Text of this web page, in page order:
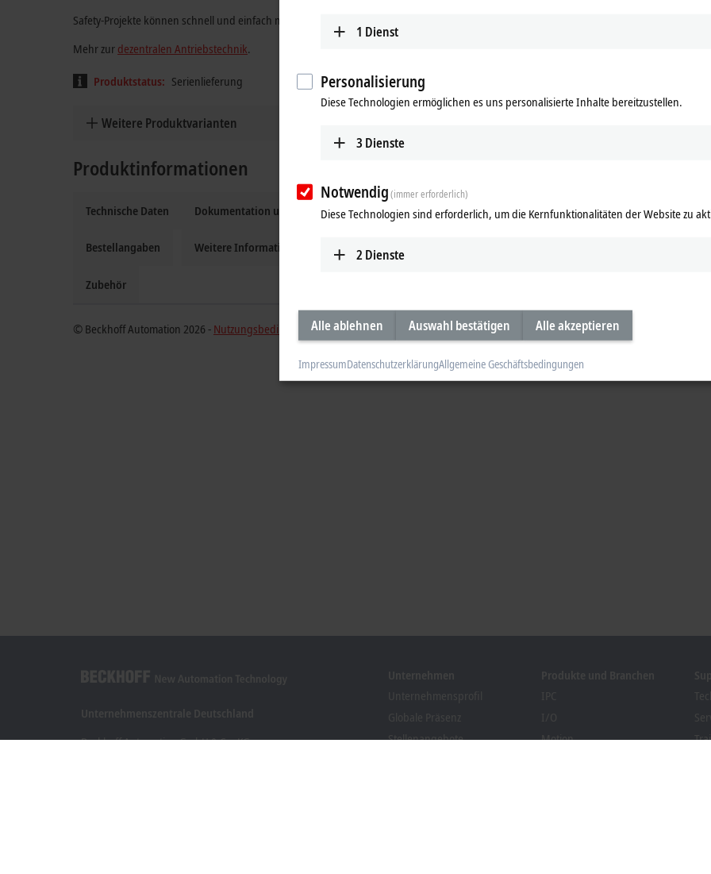
Safety-Projekte können schnell und einfach mit dem TwinCAT 3 Safety Editor
erstellt werden. Als weitere Unterstützung steht auch
Mehr zur dezentralen Antriebstechnik.
Produktstatus: Serienlieferung
Weitere Produktvarianten
Produktinformationen
Technische Daten
Bestellangaben
Zubehör
Dokumentation und Downloads
Weitere Informationen
Ergänzende Produkte
Ähnliche Produkte
© Beckhoff Automation 2026 - Nutzungsbedingungen
Beckhoff Automation GmbH & Co. KG
Stellenangebote
Motion
1 Dienst
Personalisierung
Diese Technologien ermöglichen es uns personalisierte Inhalte bereitzustellen.
3 Dienste
Notwendig(immer erforderlich)
Diese Technologien sind erforderlich, um die Kernfunktionalitäten der Website zu
2 Dienste
Alle ablehnen Auswahl bestätigen Alle akzeptieren
ImpressumDatenschutzerklärungAllgemeine Geschäftsbedingungen